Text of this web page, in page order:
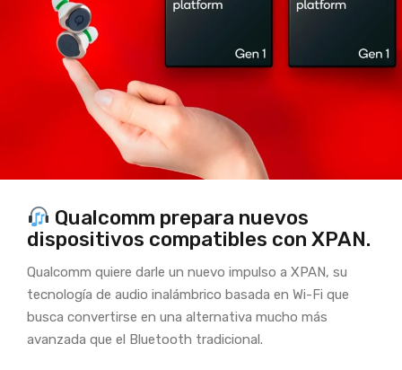
Qualcomm prepara nuevos
dispositivos compatibles con XPAN.
Qualcomm quiere darle un nuevo impulso a XPAN, su
tecnología de audio inalámbrico basada en Wi-Fi que
busca convertirse en una alternativa mucho más
avanzada que el Bluetooth tradicional.